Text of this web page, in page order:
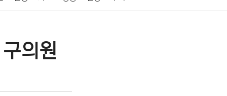
육 교통 생활
의원